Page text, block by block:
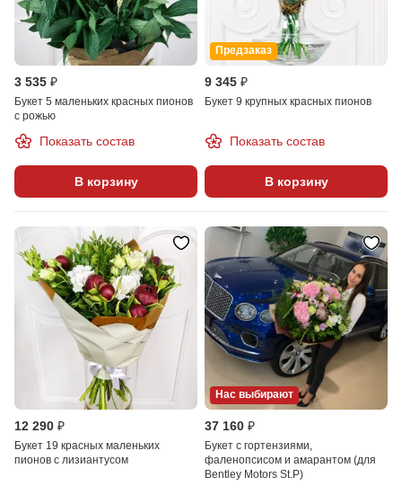
3 535 ₽
Букет 5 маленьких красных пионов
с рожью
Показать состав
В корзину
Предзаказ
9 345 ₽
Букет 9 крупных красных пионов
Показать состав
В корзину
12 290 ₽
Букет 19 красных маленьких
пионов с лизиантусом
Нас выбирают
37 160 ₽
Букет с гортензиями,
фаленопсисом и амарантом (для
Bentley Motors St.P)